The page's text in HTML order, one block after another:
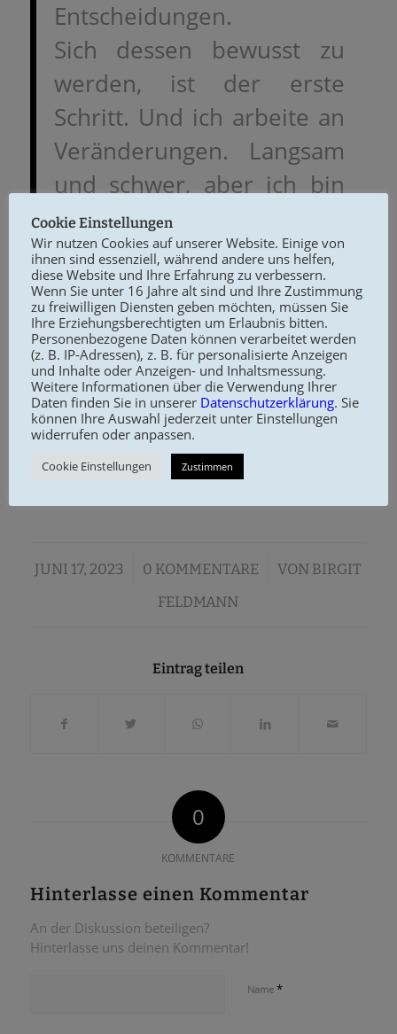
Entscheidungen.
Sich dessen bewusst zu
werden, ist der erste
Schritt. Und ich arbeite an
Veränderungen. Langsam
und schwer, aber ich bin
zuversichtlich, zumindest
für den Moment.
Danke noch einmal für
diesen Input.
Unsere Zuhörerin möchte anonym
bleiben.
Foto www.pixabay.com: Image by
JUNI 17, 2023
/ 0 KOMMENTARE
/ VON BIRGIT
FELDMANN
Eintrag teilen
0
KOMMENTARE
Hinterlasse einen Kommentar
An der Diskussion beteiligen?
Hinterlasse uns deinen Kommentar!
Name *
Cookie Einstellungen
Wir nutzen Cookies auf unserer Website. Einige von
ihnen sind essenziell, während andere uns helfen,
diese Website und Ihre Erfahrung zu verbessern.
Wenn Sie unter 16 Jahre alt sind und Ihre Zustimmung
zu freiwilligen Diensten geben möchten, müssen Sie
Ihre Erziehungsberechtigten um Erlaubnis bitten.
Personenbezogene Daten können verarbeitet werden
(z. B. IP-Adressen), z. B. für personalisierte Anzeigen
und Inhalte oder Anzeigen- und Inhaltsmessung.
Weitere Informationen über die Verwendung Ihrer
Daten finden Sie in unserer Datenschutzerklärung. Sie
können Ihre Auswahl jederzeit unter Einstellungen
widerrufen oder anpassen.
Cookie Einstellungen Zustimmen